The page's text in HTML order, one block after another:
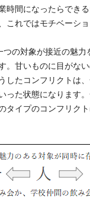
間になったらできる
これではモチベーショ
の対象が接近の魅
。甘いものに目がな
したコンフリクトは
た状態になります
タイプのコンフリク